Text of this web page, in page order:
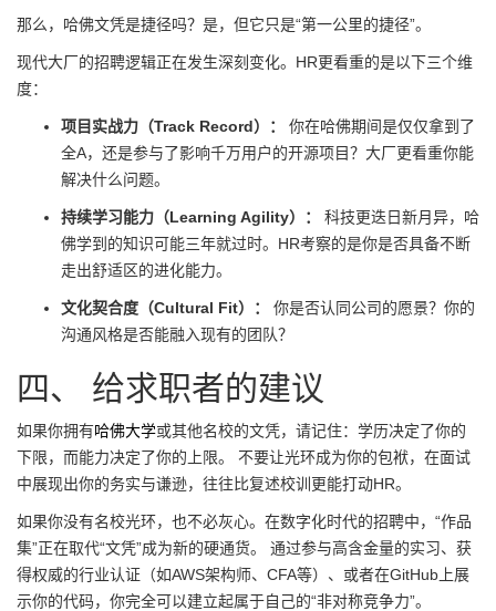
那么，哈佛文凭是捷径吗？是，但它只是“第一公里的捷径”。
现代大厂的招聘逻辑正在发生深刻变化。HR更看重的是以下三个维
度：
项目实战力（Track Record）：
你在哈佛期间是仅仅拿到了
全A，还是参与了影响千万用户的开源项目？大厂更看重你能
解决什么问题。
持续学习能力（Learning Agility）：
科技更迭日新月异，哈
佛学到的知识可能三年就过时。HR考察的是你是否具备不断
走出舒适区的进化能力。
文化契合度（Cultural Fit）：
你是否认同公司的愿景？你的
沟通风格是否能融入现有的团队？
四、 给求职者的建议
如果你拥有哈佛大学或其他名校的文凭，请记住：学历决定了你的
下限，而能力决定了你的上限。 不要让光环成为你的包袱，在面试
中展现出你的务实与谦逊，往往比复述校训更能打动HR。
如果你没有名校光环，也不必灰心。在数字化时代的招聘中，“作品
集”正在取代“文凭”成为新的硬通货。 通过参与高含金量的实习、获
得权威的行业认证（如AWS架构师、CFA等）、或者在GitHub上展
示你的代码，你完全可以建立起属于自己的“非对称竞争力”。